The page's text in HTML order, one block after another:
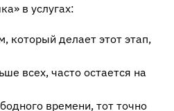
в услугах:
который делает этот этап,
всех, часто остается на
времени, тот точно